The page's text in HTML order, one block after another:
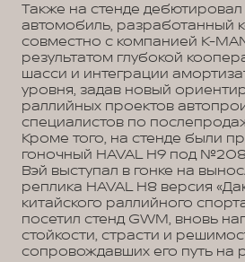
Также на стенде
автомобиль, разработанный
совместно с компанией K-
результатом глубокой
шасси и интеграции
уровня, задав новый
раллийных проектов
специалистов по
Кроме того, на стенде были
гоночный HAVAL H9 под
Вэй выступал в гонке на
реплика HAVAL H8 версия
китайского раллийного
посетил стенд GWM, вновь
стойкости, страсти и
сопровождавших его путь на